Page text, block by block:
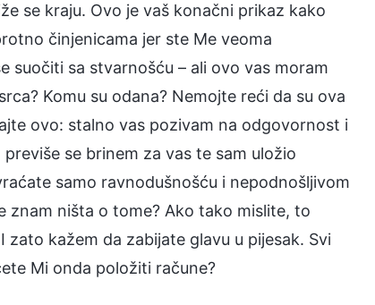
se kraju. Ovo je vaš konačni prikaz kako
činjenicama jer ste Me veoma
suočiti sa stvarnošću – ali ovo vas moram
Komu su odana? Nemojte reći da su ova
ovo: stalno vas pozivam na odgovornost i
se brinem za vas te sam uložio
samo ravnodušnošću i nepodnošljivom
znam ništa o tome? Ako tako mislite, to
kažem da zabijate glavu u pijesak. Svi
Mi onda položiti račune?